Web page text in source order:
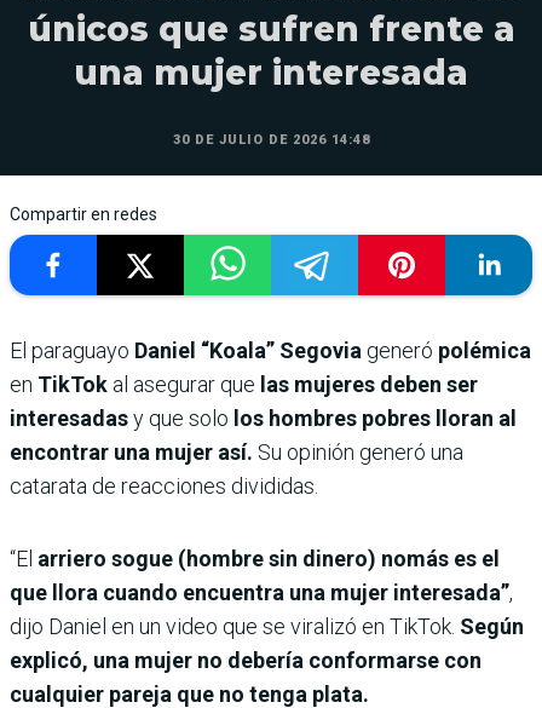
únicos que sufren frente a
una mujer interesada
30 DE JULIO DE 2026 14:48
Compartir en redes
El paraguayo Daniel “Koala” Segovia generó polémica
en TikTok al asegurar que las mujeres deben ser
interesadasy que solo los hombres pobres lloran al
encontrar una mujer así. Su opinión generó una
catarata de reacciones divididas.
“El arriero sogue (hombre sin dinero) nomás es el
que llora cuando encuentra una mujer interesada”,
dijo Daniel en un video que se viralizó en TikTok. Según
explicó, una mujer no debería conformarse con
cualquier pareja que no tenga plata.